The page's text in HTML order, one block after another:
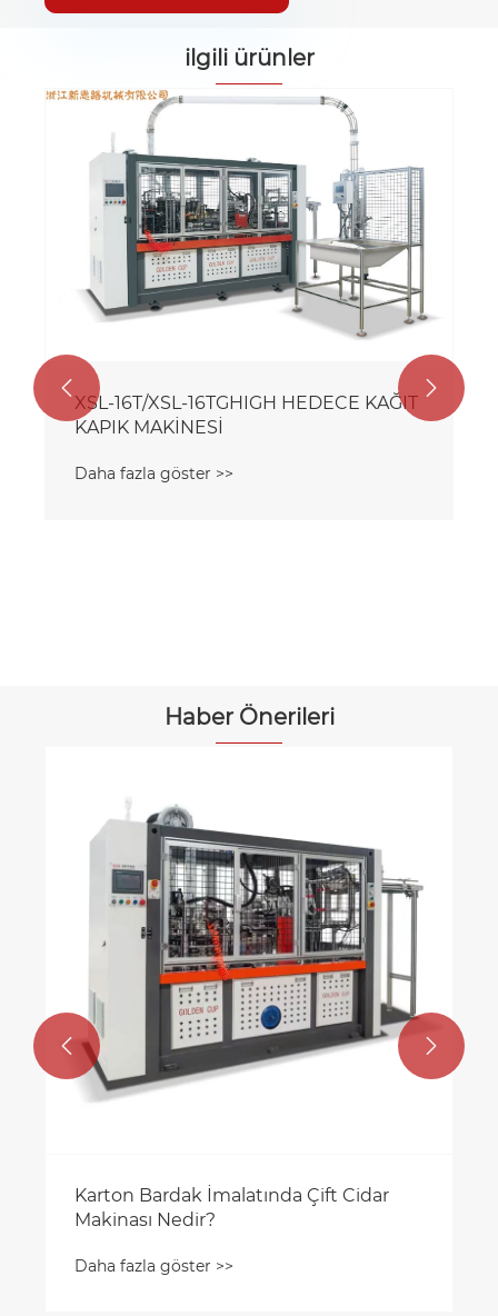
ilgili ürünler
XSL-16T/XSL-16TGHIGH HEDECE KAĞIT
KAPIK MAKİNESİ
Daha fazla göster >>
 
Haber Önerileri
Karton Bardak İmalatında Çift Cidar
Makinası Nedir?
Daha fazla göster >>
 